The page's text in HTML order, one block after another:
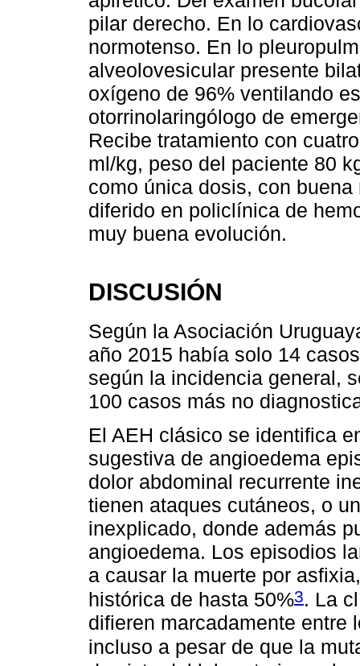
pilar derecho. En lo
normotenso. En lo
alveolovesicular presente
oxígeno de 96% ventilando
otorrinolaringólogo de
Recibe tratamiento con
ml/kg, peso del paciente 80
como única dosis, con
diferido en policlínica de
muy buena evolución.
DISCUSIÓN
Según la Asociación
año 2015 había solo 14
según la incidencia general,
100 casos más no
El AEH clásico se identifica
sugestiva de angioedema
dolor abdominal recurrente
tienen ataques cutáneos, o
inexplicado, donde además
angioedema. Los episodios
a causar la muerte por
histórica de hasta 50%3. La
difieren marcadamente entre
incluso a pesar de que la